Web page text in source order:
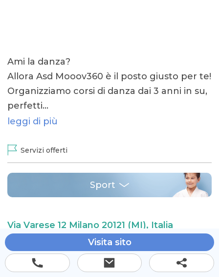
Ami la danza?
Allora Asd Mooov360 è il posto giusto per te!
Organizziamo corsi di danza dai 3 anni in su,
perfetti…
leggi di più
Servizi offerti
Sport
Via Varese 12 Milano 20121 (MI), Italia
Visita sito